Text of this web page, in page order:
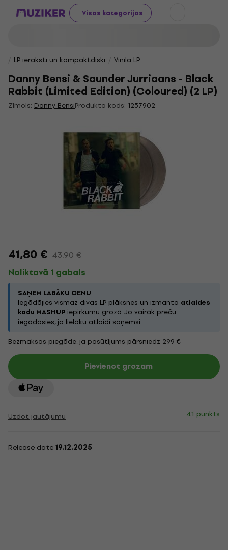
Visas kategorijas
LP ieraksti un kompaktdiski Vinila LP
Danny Bensi & Saunder Jurriaans - Black
Rabbit (Limited Edition) (Coloured) (2 LP)
Zīmols: Danny BensiProdukta kods: 1257902
41,80 € 43,90 €
Noliktavā 1 gabals
SAŅEM LABĀKU CENU
Iegādājies vismaz divas LP plāksnes un izmanto atlaides
kodu MASHUP iepirkumu grozā. Jo vairāk preču
iegādāsies, jo lielāku atlaidi saņemsi.
Bezmaksas piegāde, ja pasūtījums pārsniedz 299 €
Pievienot grozam
Uzdot jautājumu 41 punkts
Release date19.12.2025